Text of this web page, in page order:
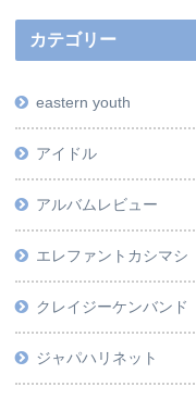
カテゴリー
eastern youth
アイドル
アルバムレビュー
エレファントカシマシ
クレイジーケンバンド
ジャパハリネット